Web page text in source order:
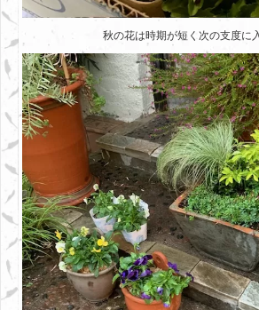
秋の花は時期が短く次の支度に